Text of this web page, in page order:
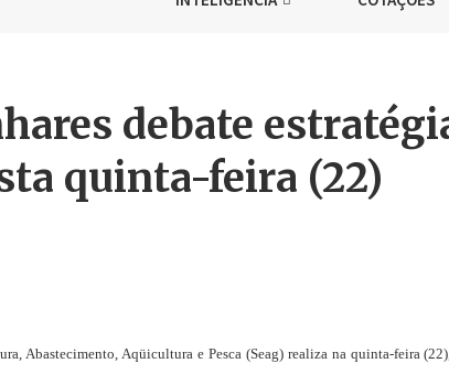
debate
quinta-feira (22)
Abastecimento, Aqüicultura e Pesca (Seag) realiza na quinta-feira